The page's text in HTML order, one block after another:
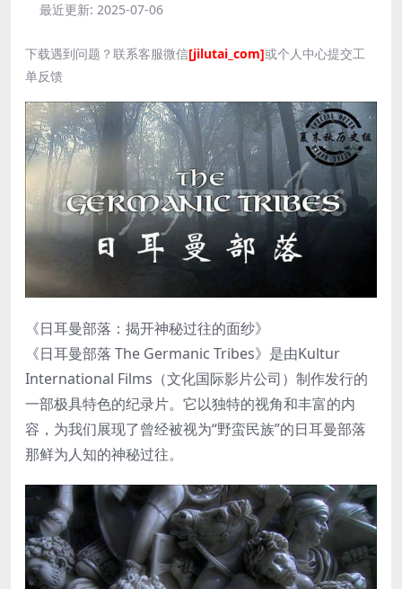
最近更新: 2025-07-06
下载遇到问题？联系客服微信[jilutai_com]或个人中心提交工
单反馈
《日耳曼部落：揭开神秘过往的面纱》
《日耳曼部落 The Germanic Tribes》是由Kultur
International Films（文化国际影片公司）制作发行的
一部极具特色的纪录片。它以独特的视角和丰富的内
容，为我们展现了曾经被视为“野蛮民族”的日耳曼部落
那鲜为人知的神秘过往。